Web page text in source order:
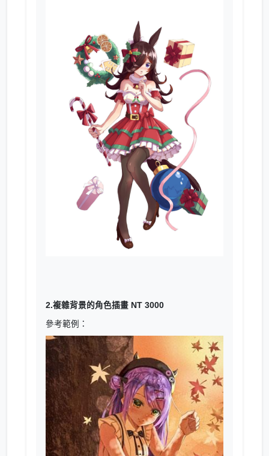
2.複雜背景的角色插畫 NT 3000
參考範例：